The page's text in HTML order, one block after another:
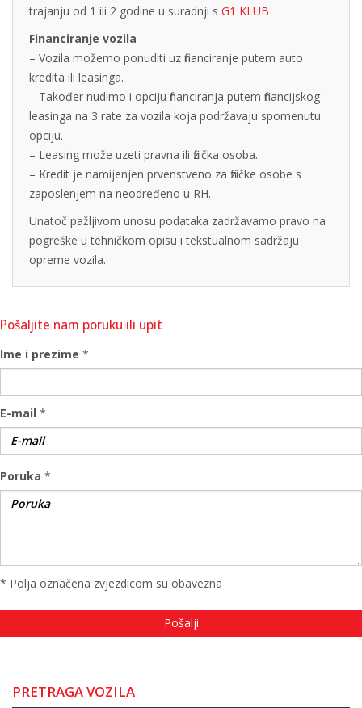
trajanju od 1 ili 2 godine u suradnji s G1 KLUB
Financiranje vozila
– Vozila možemo ponuditi uz financiranje putem auto
kredita ili leasinga.
– Također nudimo i opciju financiranja putem financijskog
leasinga na 3 rate za vozila koja podržavaju spomenutu
opciju.
– Leasing može uzeti pravna ili fizička osoba.
– Kredit je namijenjen prvenstveno za fizičke osobe s
zaposlenjem na neodređeno u RH.
Unatoč pažljivom unosu podataka zadržavamo pravo na
pogreške u tehničkom opisu i tekstualnom sadržaju
opreme vozila.
Pošaljite nam poruku ili upit
Ime i prezime *
E-mail *
Poruka *
* Polja označena zvjezdicom su obavezna
PRETRAGA VOZILA